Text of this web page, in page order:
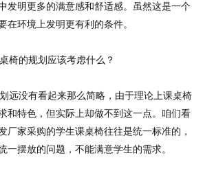
发明更多的满意感和舒适感。虽然这是一个
在环境上发明更有利的条件。
椅的规划应该考虑什么？
远没有看起来那么简略，由于理论上课桌椅
和特色，但实际上却做不到这一点。咱们看
厂家采购的学生课桌椅往往是统一标准的，
一摆放的问题，不能满意学生的需求。